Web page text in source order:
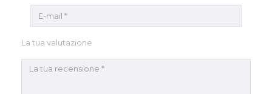
La tua valutazione